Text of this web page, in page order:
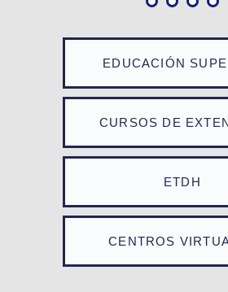
EDUCACIÓN
CURSOS DE
ETDH
CENTROS